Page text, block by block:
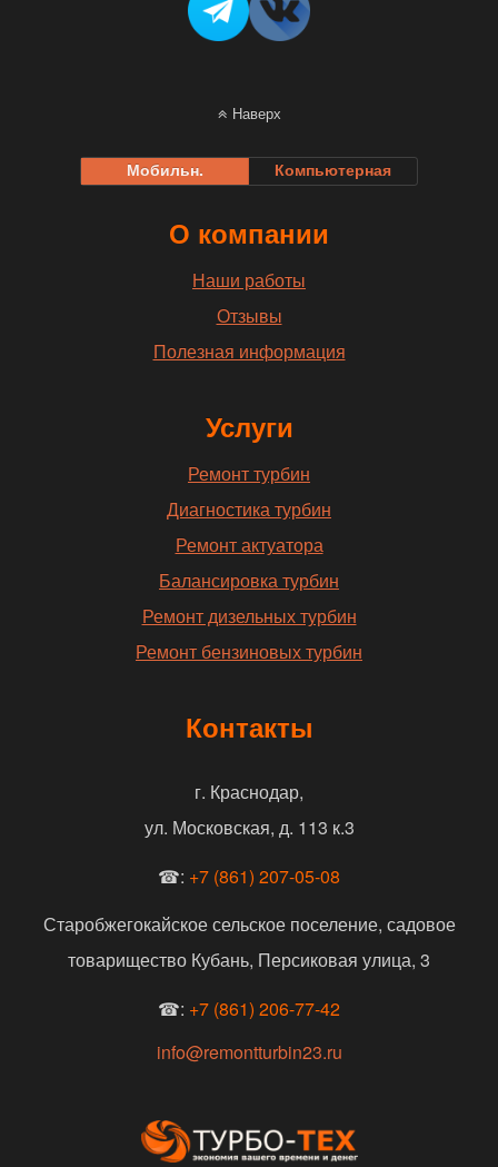
Наверх
Мобильн. Компьютерная
О компании
Наши работы
Отзывы
Полезная информация
Услуги
Ремонт турбин
Диагностика турбин
Ремонт актуатора
Балансировка турбин
Ремонт дизельных турбин
Ремонт бензиновых турбин
Контакты
г. Краснодар,
ул. Московская, д. 113 к.3
☎: +7 (861) 207-05-08
Старобжегокайское сельское поселение, садовое
товарищество Кубань, Персиковая улица, 3
☎: +7 (861) 206-77-42
info@remontturbin23.ru